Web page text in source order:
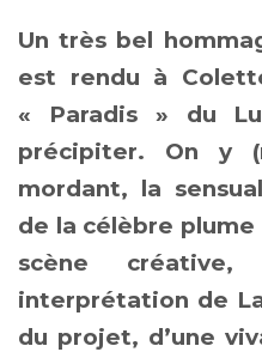
Un très bel
est rendu à
« Paradis » du
précipiter. On y
mordant, la
de la célèbre
scène
interprétation de
du projet, d’une